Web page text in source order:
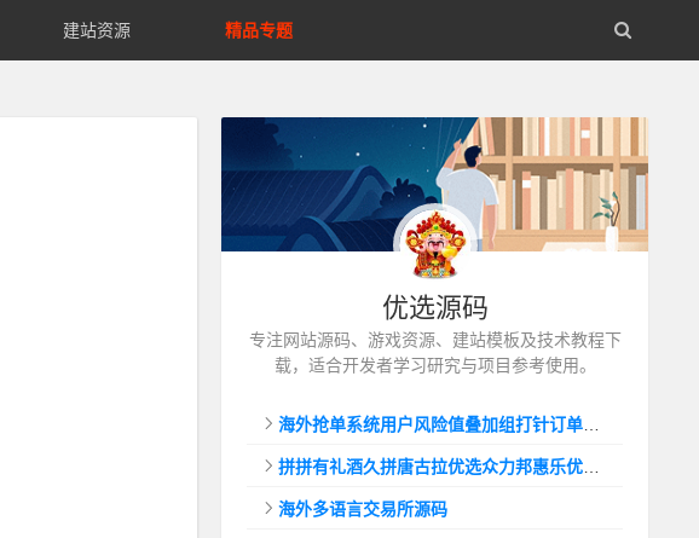
建站资源 精品专题
优选源码
专注网站源码、游戏资源、建站模板及技术教程下
载，适合开发者学习研究与项目参考使用。
海外抢单系统用户风险值叠加组打针订单自动匹配系统
拼拼有礼酒久拼唐古拉优选众力邦惠乐优选养猪拼购拼团返利系统
海外多语言交易所源码